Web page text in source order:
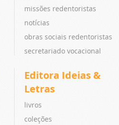
missões redentoristas
notícias
obras sociais redentoristas
secretariado vocacional
Editora Ideias &
Letras
livros
coleções